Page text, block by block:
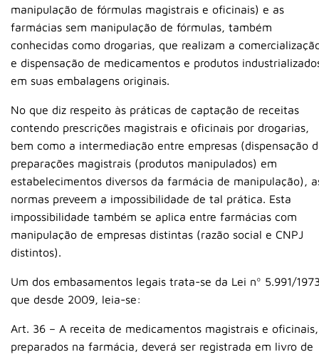
manipulação de fórmulas magistrais e oficinais) e as
farmácias sem manipulação de fórmulas, também
conhecidas como drogarias, que realizam a
e dispensação de medicamentos e produtos
em suas embalagens originais.
No que diz respeito às práticas de captação de receitas
contendo prescrições magistrais e oficinais por drogarias,
bem como a intermediação entre empresas (dispensação
preparações magistrais (produtos manipulados) em
estabelecimentos diversos da farmácia de manipulação),
normas preveem a impossibilidade de tal prática. Esta
impossibilidade também se aplica entre farmácias com
manipulação de empresas distintas (razão social e CNPJ
distintos).
Um dos embasamentos legais trata-se da Lei nº 5.991/
que desde 2009, leia-se:
Art. 36 – A receita de medicamentos magistrais e oficinais,
preparados na farmácia, deverá ser registrada em livro de